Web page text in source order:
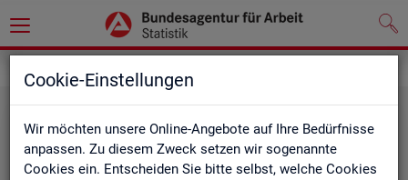
Cookie-Einstellungen
Wir möchten unsere Online-Angebote auf Ihre Bedürfnisse
anpassen. Zu diesem Zweck setzen wir sogenannte
Cookies ein. Entscheiden Sie bitte selbst, welche Cookies